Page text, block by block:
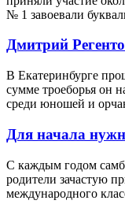
№ 1 завоевали
Дмитрий
В Екатеринбурге
сумме троеборья он
среди юношей и
Для начала
С каждым годом
родители зачастую
международного